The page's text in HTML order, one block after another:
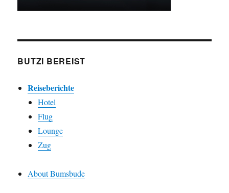
BUTZI BEREIST
Reiseberichte
Hotel
Flug
Lounge
Zug
About Bumsbude